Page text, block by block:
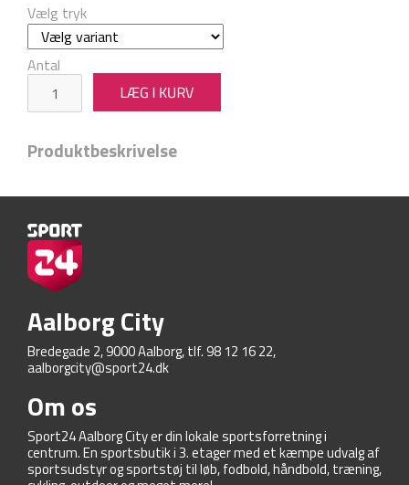
Vælg tryk
Antal
Produktbeskrivelse
Aalborg City
Bredegade 2, 9000 Aalborg, tlf. 98 12 16 22,
aalborgcity@sport24.dk
Om os
Sport24 Aalborg City er din lokale sportsforretning i
centrum. En sportsbutik i 3. etager med et kæmpe udvalg af
sportsudstyr og sportstøj til løb, fodbold, håndbold, træning,